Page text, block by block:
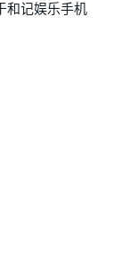
和记娱乐手机